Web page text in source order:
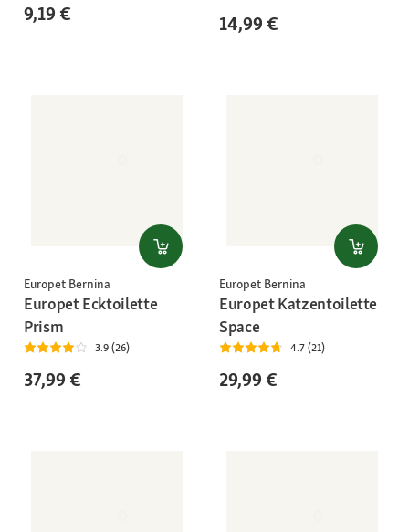
9,19 € 14,99 €
Europet Bernina
Europet Ecktoilette
Prism
3.9 (26)
37,99 €
Europet Bernina
Europet Katzentoilette
Space
4.7 (21)
29,99 €